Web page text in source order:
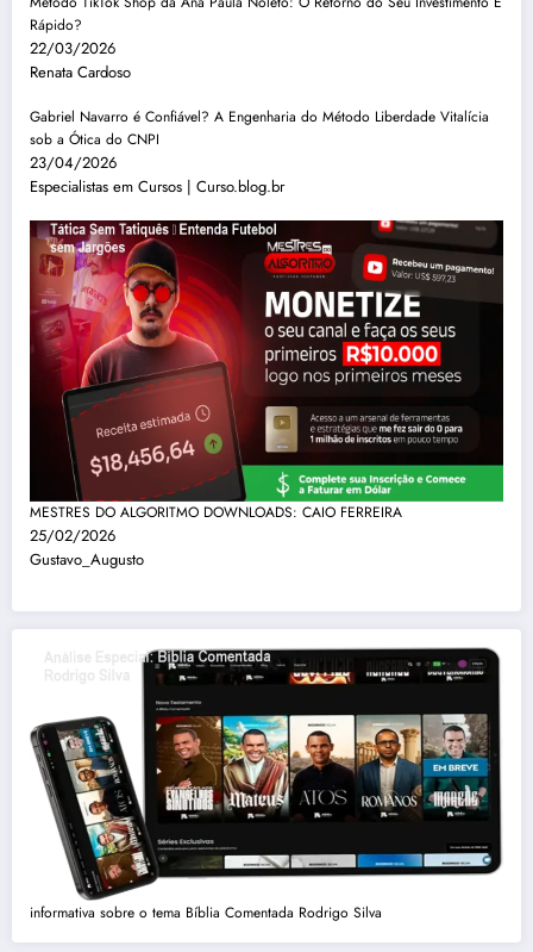
Rápido?
22/03/2026
Renata Cardoso
Gabriel Navarro é Confiável? A Engenharia do Método Liberdade Vitalícia
sob a Ótica do CNPI
23/04/2026
Especialistas em Cursos | Curso.blog.br
MESTRES DO ALGORITMO DOWNLOADS: CAIO FERREIRA
25/02/2026
Gustavo_Augusto
informativa sobre o tema Bíblia Comentada Rodrigo Silva